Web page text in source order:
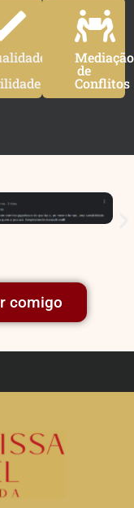
Mediação
de
Conflitos
comigo